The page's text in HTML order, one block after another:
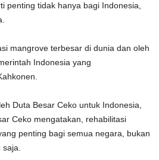
penting tidak hanya bagi Indonesia,
mangrove terbesar di dunia dan oleh
Indonesia yang
Duta Besar Ceko untuk Indonesia,
Ceko mengatakan, rehabilitasi
penting bagi semua negara, bukan
saja.